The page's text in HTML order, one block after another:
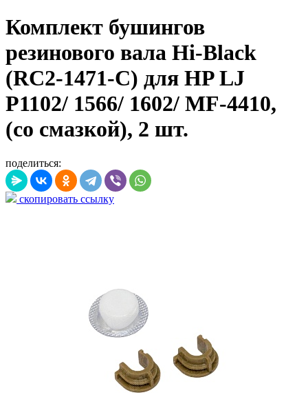
Комплект бушингов
резинового вала Hi-Black
(RC2-1471-С) для HP LJ
P1102/ 1566/ 1602/ MF-4410,
(со смазкой), 2 шт.
поделиться:
скопировать ссылку